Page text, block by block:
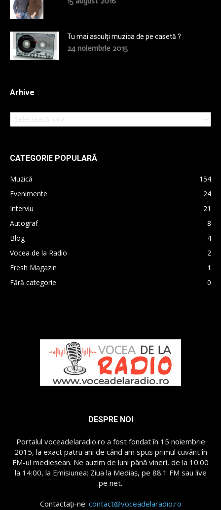
Tu mai asculți muzica de pe casetă ?
24 noiembrie 2015
Arhive
Arhive
CATEGORIE POPULARĂ
Muzică
154
Evenimente
24
Interviu
21
Autograf
8
Blog
4
Vocea de la Radio
2
Fresh Magazin
1
Fără categorie
0
DESPRE NOI
Portalul voceadelaradio.ro a fost fondat în 15 noiembrie
2015, la exact patru ani de când am spus primul cuvânt în
FM-ul medieșean. Ne auzim de luni până vineri, de la 10:00
la 14:00, la Emisiunea: Ziua la Mediaș, pe 88.1 FM sau live
pe net.
Contactați-ne: contact@voceadelaradio.ro